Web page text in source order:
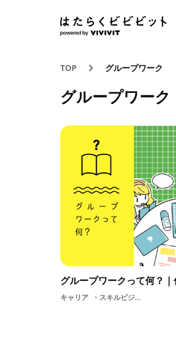
TOP グループワーク
グループワーク
グループワークって何？
キャリア スキルビジネスプランナープロデューサー採用面接グループワーク